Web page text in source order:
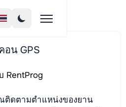
อน GPS
ติดตามตำแหน่งของยาน